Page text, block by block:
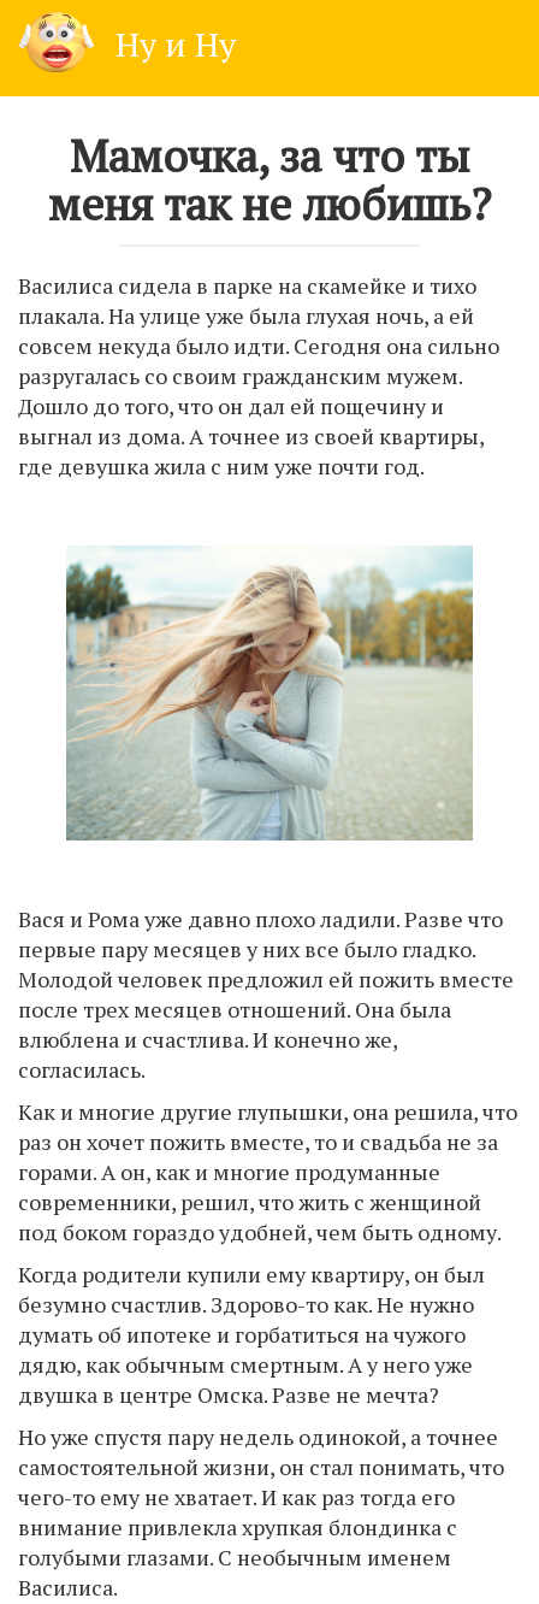
content
Ну и Ну
Мамочка, за что ты
меня так не любишь?
Василиса сидела в парке на скамейке и тихо
плакала. На улице уже была глухая ночь, а ей
совсем некуда было идти. Сегодня она сильно
разругалась со своим гражданским мужем.
Дошло до того, что он дал ей пощечину и
выгнал из дома. А точнее из своей квартиры,
где девушка жила с ним уже почти год.
Вася и Рома уже давно плохо ладили. Разве что
первые пару месяцев у них все было гладко.
Молодой человек предложил ей пожить вместе
после трех месяцев отношений. Она была
влюблена и счастлива. И конечно же,
согласилась.
Как и многие другие глупышки, она решила, что
раз он хочет пожить вместе, то и свадьба не за
горами. А он, как и многие продуманные
современники, решил, что жить с женщиной
под боком гораздо удобней, чем быть одному.
Когда родители купили ему квартиру, он был
безумно счастлив. Здорово-то как. Не нужно
думать об ипотеке и горбатиться на чужого
дядю, как обычным смертным. А у него уже
двушка в центре Омска. Разве не мечта?
Но уже спустя пару недель одинокой, а точнее
самостоятельной жизни, он стал понимать, что
чего-то ему не хватает. И как раз тогда его
внимание привлекла хрупкая блондинка с
голубыми глазами. С необычным именем
Василиса.